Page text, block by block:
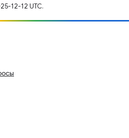
12-12 UTC.